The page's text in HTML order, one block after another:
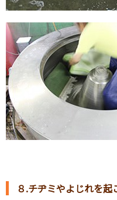
８.チヂミやよじれを